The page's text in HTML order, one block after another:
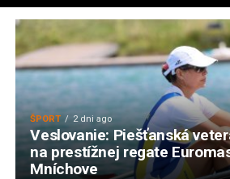
ŠPORT 2 dni ago
Veslovanie: Piešťanská
na prestížnej regate
Mníchove